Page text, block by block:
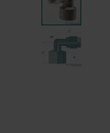
Ende
der
Bildgalerie
springen